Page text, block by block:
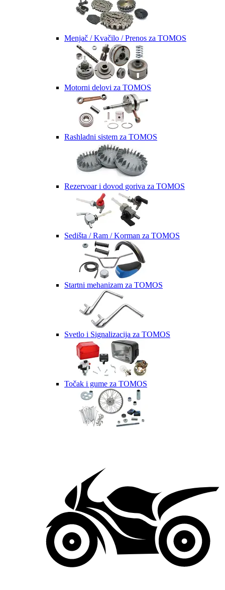
Menjač / Kvačilo / Prenos za TOMOS
Motorni delovi za TOMOS
Rashladni sistem za TOMOS
Rezervoar i dovod goriva za TOMOS
Sedišta / Ram / Korman za TOMOS
Startni mehanizam za TOMOS
Svetlo i Signalizacija za TOMOS
Točak i gume za TOMOS